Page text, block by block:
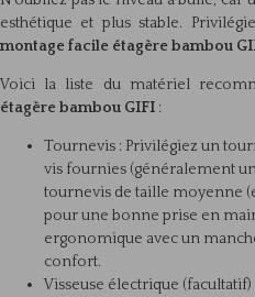
esthétique et plus stable.
montage facile étagère bambou
Voici la liste du matériel
étagère bambou GIFI :
Tournevis : Privilégiez un
vis fournies (généralement
tournevis de taille moyenne
pour une bonne prise en
ergonomique avec un
confort.
Visseuse électrique